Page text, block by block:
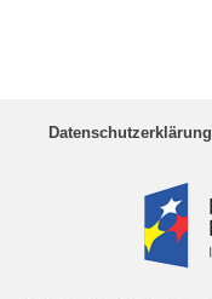
Datenschutzerklärung